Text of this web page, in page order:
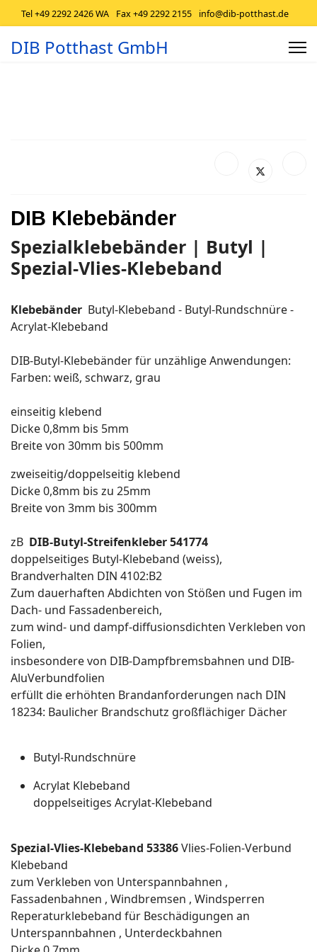
Tel +49 2292 2426 WA Fax +49 2292 2155 info@dib-potthast.de
DIB Potthast GmbH
DIB Klebebänder
Spezialklebebänder | Butyl |
Spezial-Vlies-Klebeband
Klebebänder Butyl-Klebeband - Butyl-Rundschnüre -
Acrylat-Klebeband
DIB-Butyl-Klebebänder für unzählige Anwendungen:
Farben: weiß, schwarz, grau
einseitig klebend
Dicke 0,8mm bis 5mm
Breite von 30mm bis 500mm
zweiseitig/doppelseitig klebend
Dicke 0,8mm bis zu 25mm
Breite von 3mm bis 300mm
zB DIB-Butyl-Streifenkleber 541774
doppelseitiges Butyl-Klebeband (weiss),
Brandverhalten DIN 4102:B2
Zum dauerhaften Abdichten von Stößen und Fugen im
Dach- und Fassadenbereich,
zum wind- und dampf-diffusionsdichten Verkleben von
Folien,
insbesondere von DIB-Dampfbremsbahnen und DIB-
AluVerbundfolien
erfüllt die erhöhten Brandanforderungen nach DIN
18234: Baulicher Brandschutz großflächiger Dächer
Butyl-Rundschnüre
Acrylat Klebeband
doppelseitiges Acrylat-Klebeband
Spezial-Vlies-Klebeband 53386Vlies-Folien-Verbund
Klebeband
zum Verkleben von Unterspannbahnen ,
Fassadenbahnen , Windbremsen , Windsperren
Reperaturklebeband für Beschädigungen an
Unterspannbahnen , Unterdeckbahnen